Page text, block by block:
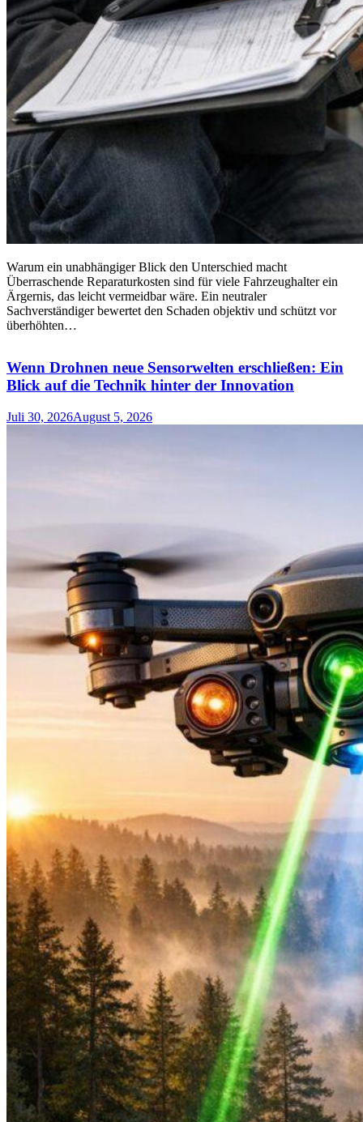
Warum ein unabhängiger Blick den Unterschied macht
Überraschende Reparaturkosten sind für viele Fahrzeughalter ein
Ärgernis, das leicht vermeidbar wäre. Ein neutraler
Sachverständiger bewertet den Schaden objektiv und schützt vor
überhöhten…
Wenn Drohnen neue Sensorwelten erschließen: Ein
Blick auf die Technik hinter der Innovation
Juli 30, 2026August 5, 2026